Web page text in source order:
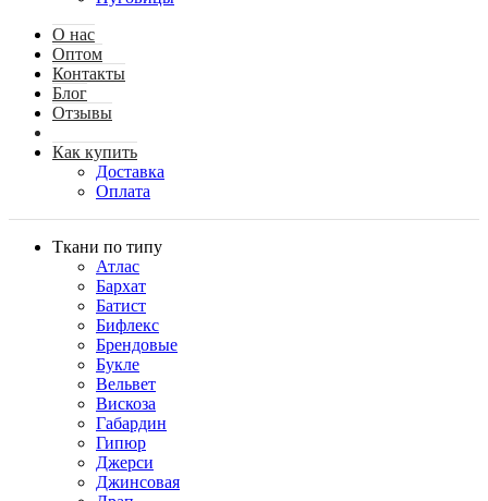
О нас
Оптом
Контакты
Блог
Отзывы
Как купить
Доставка
Оплата
Ткани по типу
Атлас
Бархат
Батист
Бифлекс
Брендовые
Букле
Вельвет
Вискоза
Габардин
Гипюр
Джерси
Джинсовая